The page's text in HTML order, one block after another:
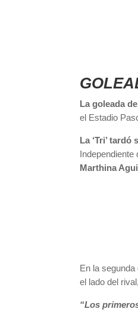
La goleada
el Estadio
La ‘Tri’
Independiente
Marthina
En la segunda
el lado del
“Los